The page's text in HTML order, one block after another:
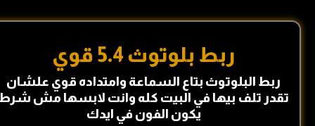
ربط بلوتوث 5.4 قوي
ربط البلوتوث بتاع السماعة وامتداده قوي علشان
تقدر تلف بيها في البيت كله وانت لابسها مش
يكون الفون في ايدك